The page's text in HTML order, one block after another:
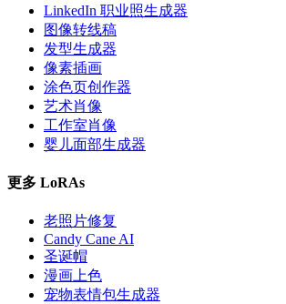
LinkedIn 职业照生成器
图像转线稿
发型生成器
像素插画
涂色页创作器
艺术肖像
工作室肖像
婴儿面部生成器
更多 LoRAs
老照片修复
Candy Cane AI
圣诞帽
漫画上色
宠物表情包生成器